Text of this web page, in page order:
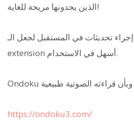
الذين يجدونها مريحة للغاية!
تحديثات في المستقبل لجعل الـ
extension أسهل في الاستخدام.
https://ondoku3.com/